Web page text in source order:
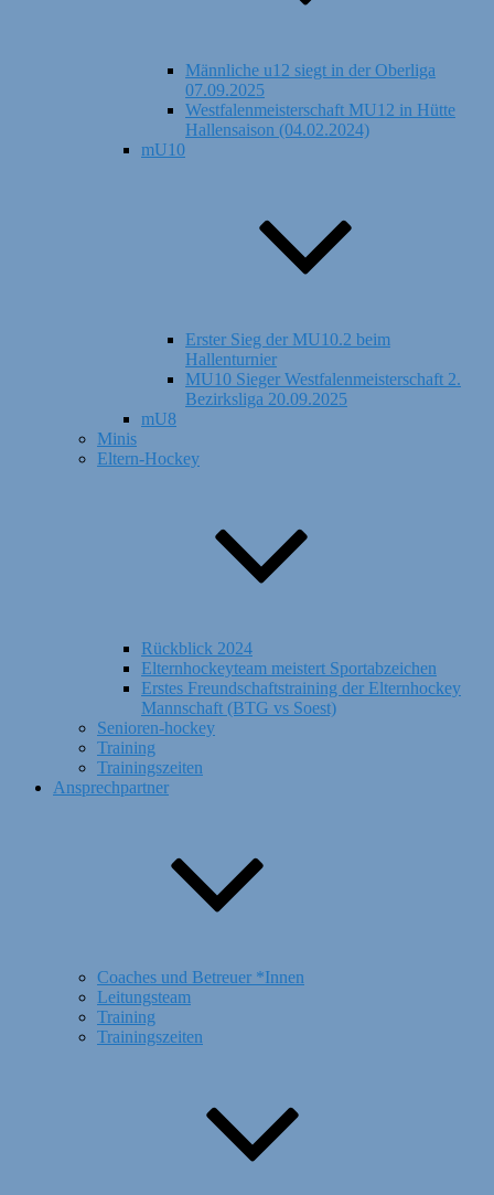
Männliche u12 siegt in der Oberliga
07.09.2025
Westfalenmeisterschaft MU12 in Hütte
Hallensaison (04.02.2024)
mU10
Erster Sieg der MU10.2 beim
Hallenturnier
MU10 Sieger Westfalenmeisterschaft 2.
Bezirksliga 20.09.2025
mU8
Minis
Eltern-Hockey
Rückblick 2024
Elternhockeyteam meistert Sportabzeichen
Erstes Freundschaftstraining der Elternhockey
Mannschaft (BTG vs Soest)
Senioren-hockey
Training
Trainingszeiten
Ansprechpartner
Coaches und Betreuer *Innen
Leitungsteam
Training
Trainingszeiten